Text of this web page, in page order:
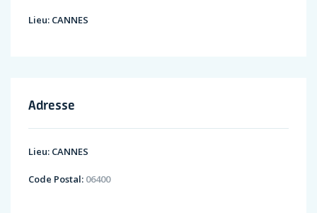
Lieu: CANNES
Adresse
Lieu: CANNES
Code Postal: 06400